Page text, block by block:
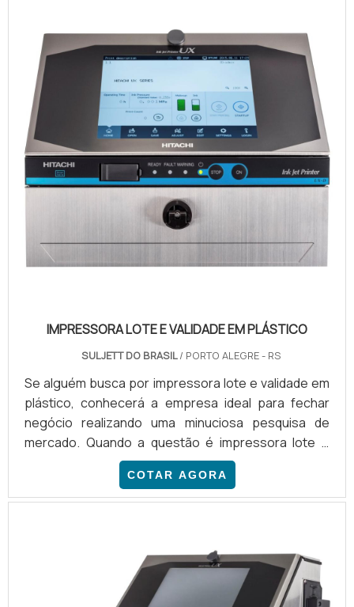
IMPRESSORA LOTE E VALIDADE EM PLÁSTICO
SULJETT DO BRASIL/ PORTO ALEGRE - RS
Se alguém busca por impressora lote e validade em
plástico, conhecerá a empresa ideal para fechar
negócio realizando uma minuciosa pesquisa de
mercado. Quando a questão é impressora lote e
validade em plástico, na Suljett do Brasil irá
encontrar precisão com comprometimento com os
resultados dos clientes.DETALHES SOBRE A
competência e excelência em uma áre...
COTAR AGORA